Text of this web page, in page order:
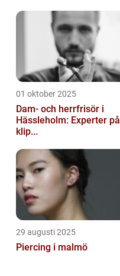
01 oktober 2025
Dam- och herrfrisör i
Hässleholm: Experter på
klip...
29 augusti 2025
Piercing i malmö